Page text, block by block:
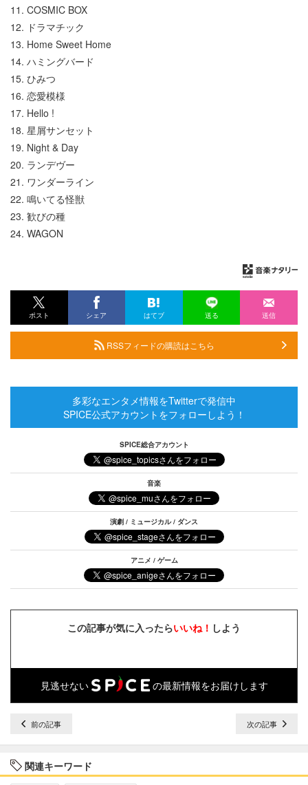
11. COSMIC BOX
12. ドラマチック
13. Home Sweet Home
14. ハミングバード
15. ひみつ
16. 恋愛模様
17. Hello !
18. 星屑サンセット
19. Night & Day
20. ランデヴー
21. ワンダーライン
22. 鳴いてる怪獣
23. 歓びの種
24. WAGON
ポスト シェア はてブ 送る 送信
RSSフィードの購読はこちら
多彩なエンタメ情報をTwitterで発信中
SPICE公式アカウントをフォローしよう！
SPICE総合アカウント
音楽
演劇 / ミュージカル / ダンス
アニメ / ゲーム
この記事が気に入ったらいいね！ しよう
見逃せない の最新情報をお届けします
前の記事 次の記事
関連キーワード